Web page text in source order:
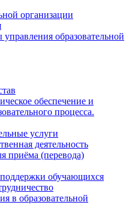
организации
образовательной
обеспечение и
процесса.
услуги
деятельность
приёма (перевода)
обучающихся
в образовательной